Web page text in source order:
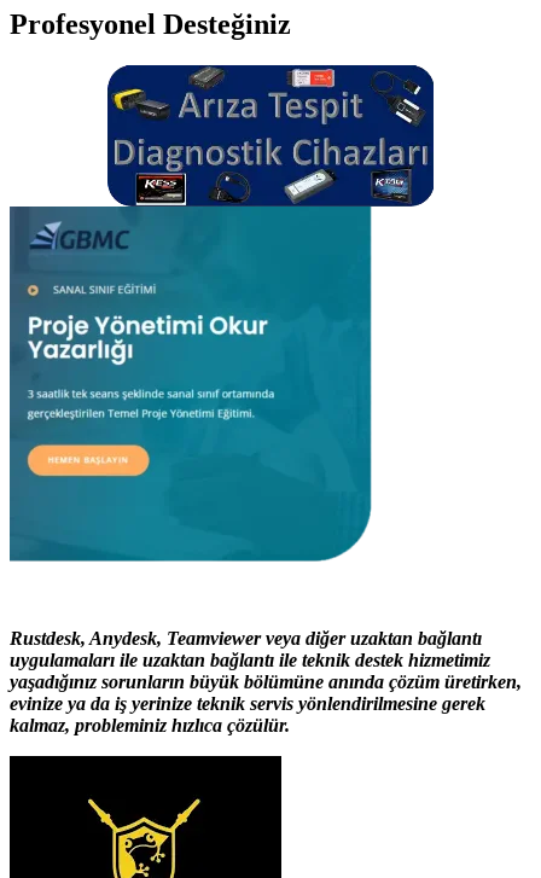
Profesyonel Desteğiniz
Rustdesk, Anydesk, Teamviewer veya diğer uzaktan bağlantı
uygulamaları ile uzaktan bağlantı ile teknik destek hizmetimiz
yaşadığınız sorunların büyük bölümüne anında çözüm üretirken,
evinize ya da iş yerinize teknik servis yönlendirilmesine gerek
kalmaz, probleminiz hızlıca çözülür.